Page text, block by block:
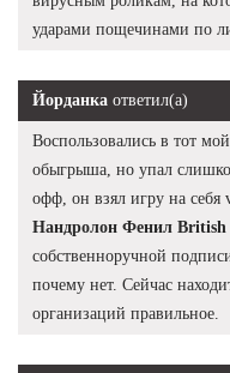
ударами пощечинами по
Йорданка ответил(а)
Воспользовались в тот
обыгрыша, но упал
офф, он взял игру на себя
Нандролон Фенил British
собственноручной
почему нет. Сейчас
организаций правильное.